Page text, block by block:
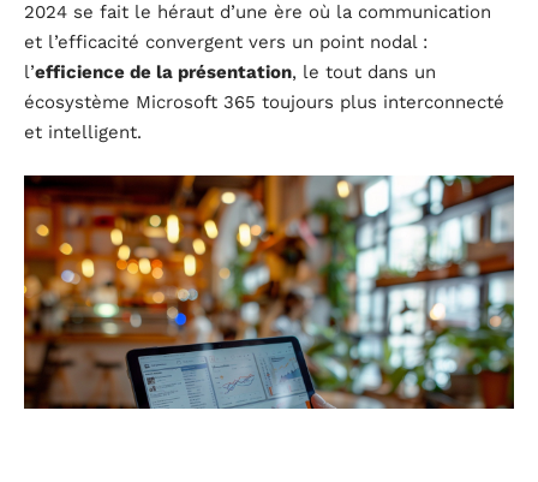
2024 se fait le héraut d’une ère où la communication
et l’efficacité convergent vers un point nodal :
l’efficience de la présentation, le tout dans un
écosystème Microsoft 365 toujours plus interconnecté
et intelligent.